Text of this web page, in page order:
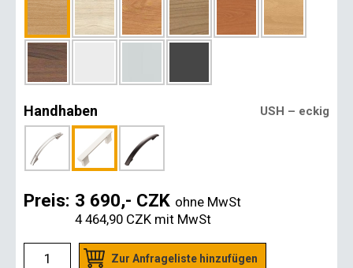
Handhaben USH – eckig
Preis: 3 690,- CZK ohne MwSt
4 464,90 CZK mit MwSt
Zur Anfrageliste hinzufügen